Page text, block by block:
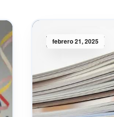
febrero 21, 2025